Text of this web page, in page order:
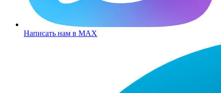
Написать нам в MAX